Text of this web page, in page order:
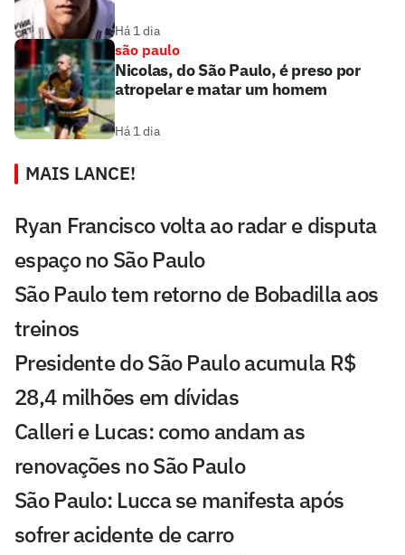
Há 1 dia
são paulo
Nicolas, do São Paulo, é preso por
atropelar e matar um homem
Há 1 dia
MAIS LANCE!
Ryan Francisco volta ao radar e disputa
espaço no São Paulo
São Paulo tem retorno de Bobadilla aos
treinos
Presidente do São Paulo acumula R$
28,4 milhões em dívidas
Calleri e Lucas: como andam as
renovações no São Paulo
São Paulo: Lucca se manifesta após
sofrer acidente de carro